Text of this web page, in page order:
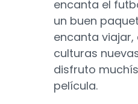
encanta el
un buen
encanta
culturas
disfruto
película.